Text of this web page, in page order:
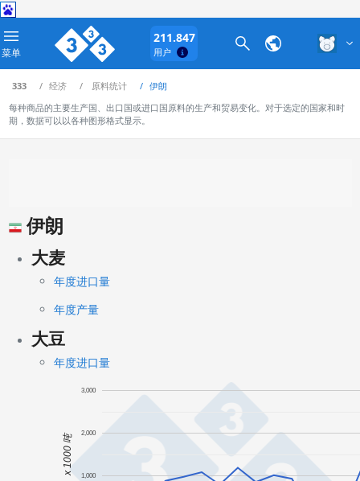
菜单
211.847
用户
333 经济 原料统计
伊朗
每种商品的主要生产国、出口国或进口国原料的生产和贸易变化。对于选定的国家和时
期，数据可以以各种图形格式显示。
伊朗
大麦
年度进口量
年度产量
大豆
年度进口量
1,000
2,000
3,000
x 1000 吨